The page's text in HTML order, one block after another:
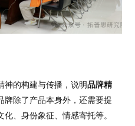
神的构建与传播，说明品牌精
牌除了产品本身外，还需要提
、身份象征、情感寄托等。